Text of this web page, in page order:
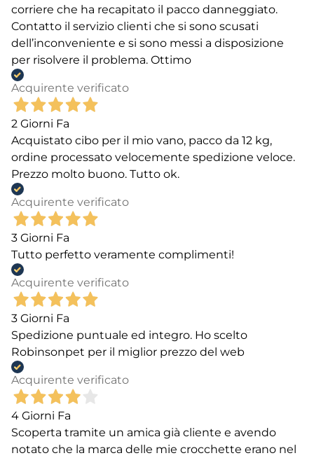
corriere che ha recapitato il pacco danneggiato.
Contatto il servizio clienti che si sono scusati
dell’inconveniente e si sono messi a disposizione
per risolvere il problema. Ottimo
Acquirente verificato
2 Giorni Fa
Acquistato cibo per il mio vano, pacco da 12 kg,
ordine processato velocemente spedizione veloce.
Prezzo molto buono. Tutto ok.
Acquirente verificato
3 Giorni Fa
Tutto perfetto veramente complimenti!
Acquirente verificato
3 Giorni Fa
Spedizione puntuale ed integro. Ho scelto
Robinsonpet per il miglior prezzo del web
Acquirente verificato
4 Giorni Fa
Scoperta tramite un amica già cliente e avendo
notato che la marca delle mie crocchette erano nel